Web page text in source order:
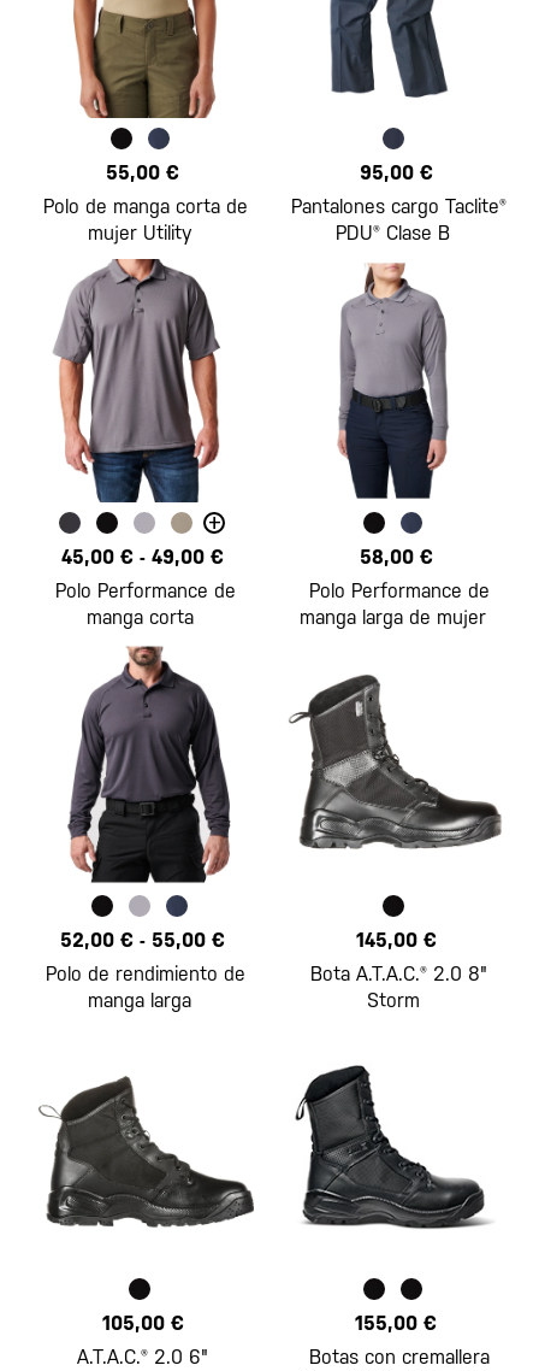
55,00 €
Polo de manga corta de
mujer Utility
95,00 €
Pantalones cargo Taclite®
PDU® Clase B
+
45,00 € -49,00 €
Polo Performance de
manga corta
58,00 €
Polo Performance de
manga larga de mujer
52,00 € - 55,00 €
Polo de rendimiento de
manga larga
145,00 €
Bota A.T.A.C.® 2.0 8"
Storm
105,00 €
A.T.A.C.® 2.0 6"
155,00 €
Botas con cremallera